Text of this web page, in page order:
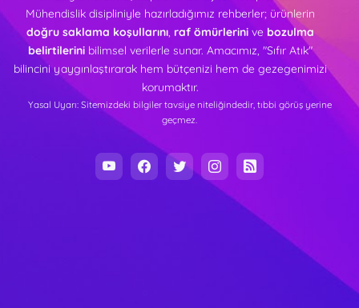
Mühendislik disipliniyle hazırladığımız rehberler; ürünlerin
doğru saklama koşullarını, raf ömürlerinive bozulma
belirtilerinibilimsel verilerle sunar. Amacımız, "Sıfır Atık"
bilincini yaygınlaştırarak hem bütçenizi hem de gezegenimizi
korumaktır.
Yasal Uyarı: Sitemizdeki bilgiler tavsiye niteliğindedir, tıbbi görüş yerine
geçmez.